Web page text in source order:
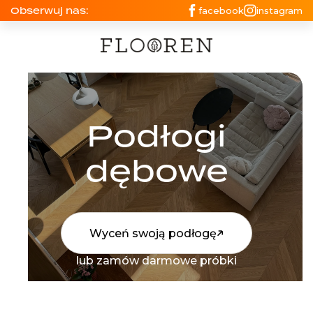
Obserwuj nas: facebook instagram
Podłogi
dębowe
Wyceń swoją podłogę
lub zamów darmowe próbki